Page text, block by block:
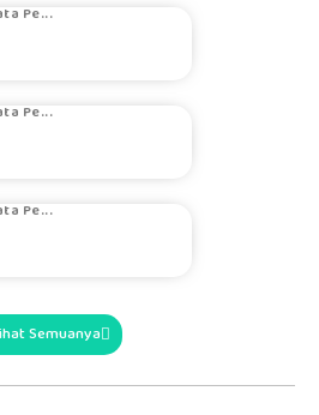
Pe...
Pe...
Pe...
Semuanya